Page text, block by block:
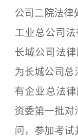
公司二院法律
工业总公司
长城公司法
为长城公司总
有企业总法
资委第一批对
问，参加考